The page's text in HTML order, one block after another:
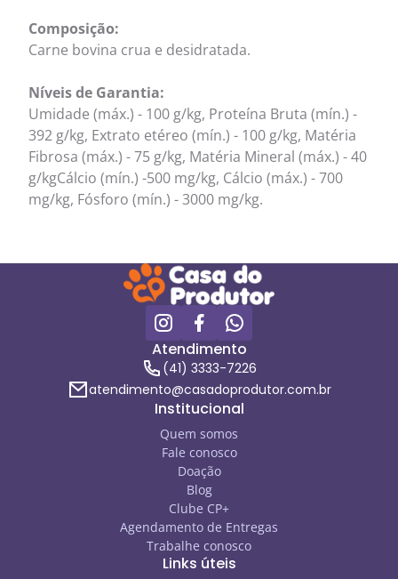
Composição:
Carne bovina crua e desidratada.
Níveis de Garantia:
Umidade (máx.) - 100 g/kg, Proteína Bruta (mín.) -
392 g/kg, Extrato etéreo (mín.) - 100 g/kg, Matéria
Fibrosa (máx.) - 75 g/kg, Matéria Mineral (máx.) - 40
g/kgCálcio (mín.) -500 mg/kg, Cálcio (máx.) - 700
mg/kg, Fósforo (mín.) - 3000 mg/kg.
Atendimento
(41) 3333-7226
atendimento@casadoprodutor.com.br
Institucional
Quem somos
Fale conosco
Doação
Blog
Clube CP+
Agendamento de Entregas
Trabalhe conosco
Links úteis